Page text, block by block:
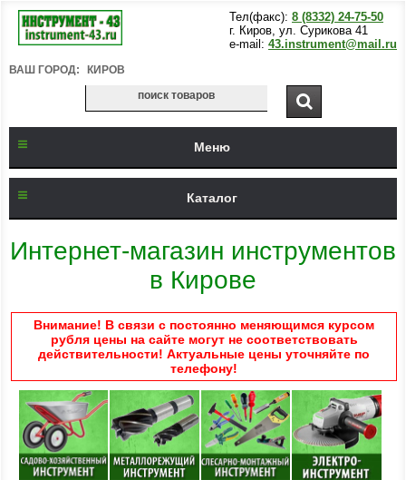
Тел(факс): 8 (8332) 24-75-50
г. Киров, ул. Сурикова 41
e-mail: 43.instrument@mail.ru
ВАШ ГОРОД: КИРОВ
Меню
Каталог
Интернет-магазин инструментов
в Кирове
Внимание! В связи с постоянно меняющимся курсом
рубля цены на сайте могут не соответствовать
действительности! Актуальные цены уточняйте по
телефону!